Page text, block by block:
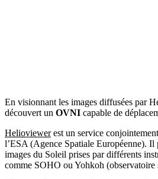
En visionnant les images diffusées par
découvert un OVNI capable de
Helioviewerest un service
l’ESA (Agence Spatiale Européenne). Il
images du Soleil prises par différents
comme SOHO ou Yohkoh (observatoire